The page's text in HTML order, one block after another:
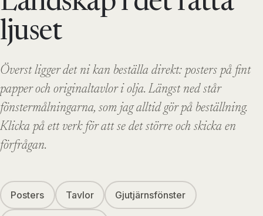
ljuset
Överst ligger det ni kan beställa direkt: posters på fint
papper och originaltavlor i olja. Längst ned står
fönstermålningarna, som jag alltid gör på beställning.
Klicka på ett verk för att se det större och skicka en
förfrågan.
Posters Tavlor Gjutjärnsfönster